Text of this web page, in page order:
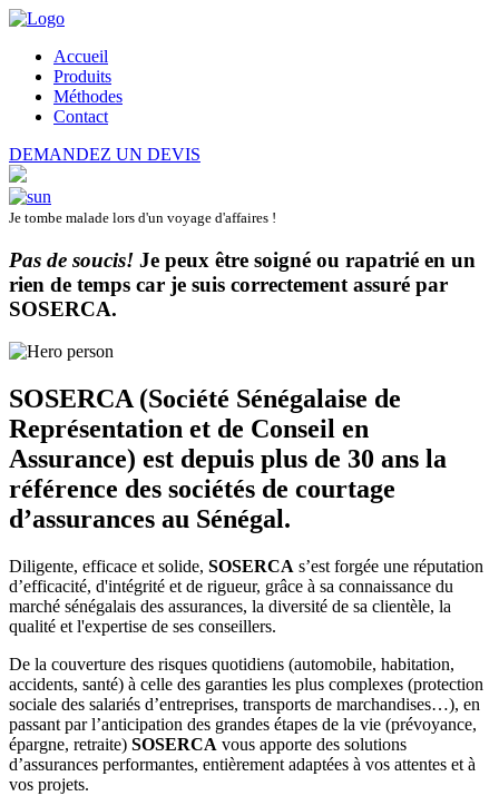
Accueil
Produits
Méthodes
Contact
DEMANDEZ UN DEVIS
Je tombe malade lors d'un voyage d'affaires !
Pas de soucis! Je peux être soigné ou rapatrié en un
rien de temps car je suis correctement assuré par
SOSERCA.
SOSERCA (Société Sénégalaise de
Représentation et de Conseil en
Assurance) est depuis plus de 30 ans la
référence des sociétés de courtage
d’assurances au Sénégal.
Diligente, efficace et solide, SOSERCA s’est forgée une réputation
d’efficacité, d'intégrité et de rigueur, grâce à sa connaissance du
marché sénégalais des assurances, la diversité de sa clientèle, la
qualité et l'expertise de ses conseillers.
De la couverture des risques quotidiens (automobile, habitation,
accidents, santé) à celle des garanties les plus complexes (protection
sociale des salariés d’entreprises, transports de marchandises…), en
passant par l’anticipation des grandes étapes de la vie (prévoyance,
épargne, retraite) SOSERCA vous apporte des solutions
d’assurances performantes, entièrement adaptées à vos attentes et à
vos projets.